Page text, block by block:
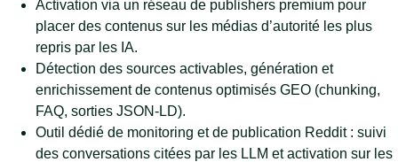
Activation via un réseau de publishers premium pour
placer des contenus sur les médias d’autorité les plus
repris par les IA.
Détection des sources activables, génération et
enrichissement de contenus optimisés GEO (chunking,
FAQ, sorties JSON-LD).
Outil dédié de monitoring et de publication Reddit : suivi
des conversations citées par les LLM et activation sur les